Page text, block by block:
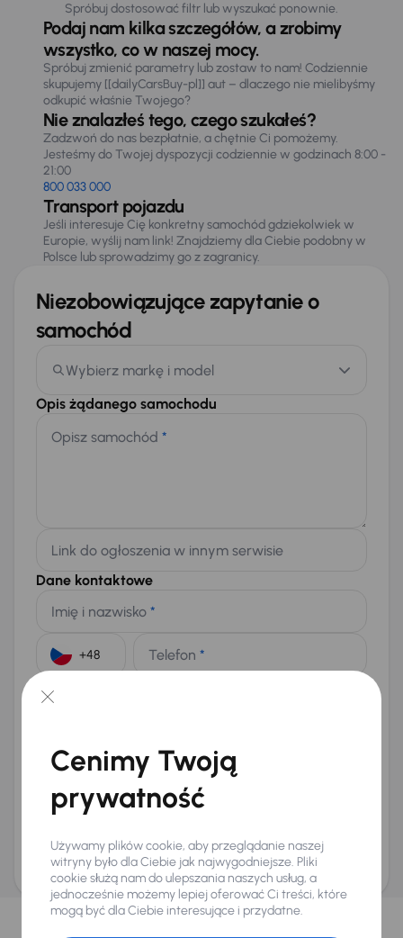
Spróbuj dostosować filtr lub wyszukać ponownie.
Podaj nam kilka szczegółów, a zrobimy
wszystko, co w naszej mocy.
Spróbuj zmienić parametry lub zostaw to nam! Codziennie
skupujemy [[dailyCarsBuy-pl]] aut – dlaczego nie mielibyśmy
odkupić właśnie Twojego?
Nie znalazłeś tego, czego szukałeś?
Zadzwoń do nas bezpłatnie, a chętnie Ci pomożemy.
Jesteśmy do Twojej dyspozycji codziennie w godzinach 8:00 -
21:00
800 033 000
Transport pojazdu
Jeśli interesuje Cię konkretny samochód gdziekolwiek w
Europie, wyślij nam link! Znajdziemy dla Ciebie podobny w
Polsce lub sprowadzimy go z zagranicy.
Niezobowiązujące zapytanie o
samochód
Wybierz markę i model
Opis żądanego samochodu
Opisz samochód *
Link do ogłoszenia w innym serwisie
Dane kontaktowe
Imię i nazwisko *
Telefon *
E-mail
Na numer telefonu (opcjonalnie)
Wyślij zapytanie
ani zagwarantowaną dostępnością pojazdu. AURES Holdings a.s., z siedzibą
Dopraváků 874/15, Čimice, 184 00 Praga 8, będzie przechowywać i przetwarzać
Twoje dane osobowe zgodnie z zasadami ochrony i przetwarzaniadanych
osobowych
Wybraliśmy dla Ciebie
Cenimy Twoją
prywatność
Używamy plików cookie, aby przeglądanie naszej
witryny było dla Ciebie jak najwygodniejsze. Pliki
cookie służą nam do ulepszania naszych usług, a
jednocześnie możemy lepiej oferować Ci treści, które
mogą być dla Ciebie interesujące i przydatne.